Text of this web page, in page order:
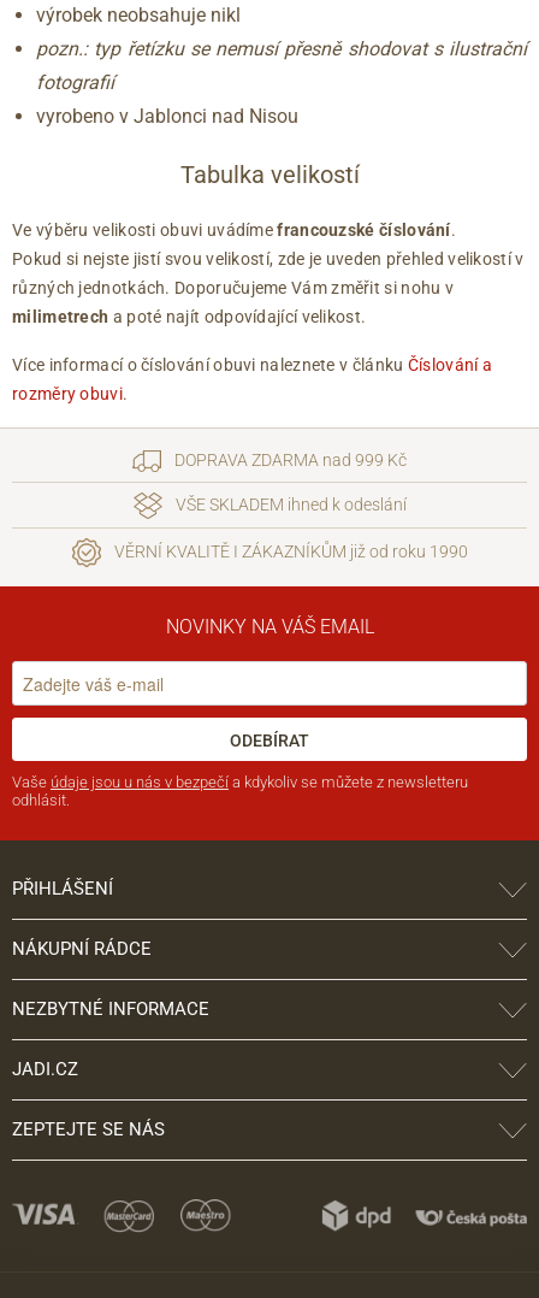
výrobek neobsahuje nikl
pozn.: typ řetízku se nemusí přesně shodovat s ilustrační
fotografií
vyrobeno v Jablonci nad Nisou
Tabulka velikostí
Ve výběru velikosti obuvi uvádímefrancouzské číslování.
Pokud si nejste jistí svou velikostí, zde je uveden přehled velikostí v
různých jednotkách. Doporučujeme Vám změřit si nohu v
milimetrech a poté najít odpovídající velikost.
Více informací o číslování obuvi naleznete v článku Číslování a
rozměry obuvi.
DOPRAVA ZDARMA nad 999 Kč
VŠE SKLADEM ihned k odeslání
VĚRNÍ KVALITĚ I ZÁKAZNÍKŮM již od roku 1990
NOVINKY NA VÁŠ EMAIL
ODEBÍRAT
Vaše údaje jsou u nás v bezpečí a kdykoliv se můžete z newsletteru
odhlásit.
PŘIHLÁŠENÍ
NÁKUPNÍ RÁDCE
NEZBYTNÉ INFORMACE
JADI.CZ
ZEPTEJTE SE NÁS